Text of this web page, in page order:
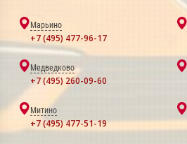
Марьино
+7 (495) 477-96-17
Медведково
+7 (495) 260-09-60
Митино
+7 (495) 477-51-19